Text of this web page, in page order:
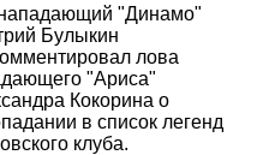
"Динамо"
Булыкин
лова
"Ариса"
Кокорина о
в список легенд
клуба.